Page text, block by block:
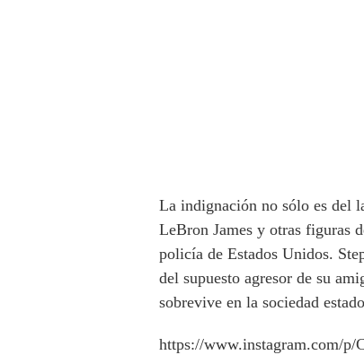
La indignación no sólo es del
LeBron James y otras figuras
policía de Estados Unidos.
del supuesto agresor de su
sobrevive en la sociedad
https://www.instagram.com/p/